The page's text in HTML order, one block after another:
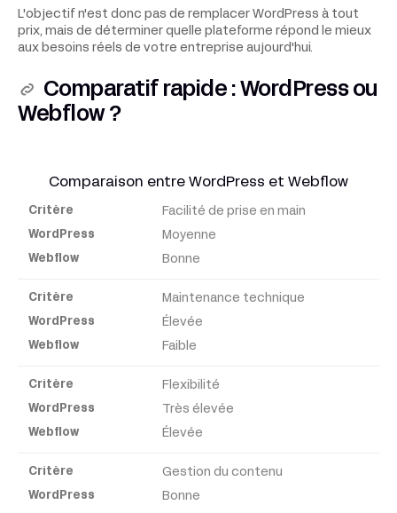
L'objectif n'est donc pas de remplacer WordPress à tout
prix, mais de déterminer quelle plateforme répond le mieux
aux besoins réels de votre entreprise aujourd'hui.
Comparatif rapide : WordPress ou
Webflow ?
Comparaison entre WordPress et Webflow
Critère
Webflow
Facilité de prise en main
Moyenne
Bonne
Maintenance technique
Élevée
Faible
Flexibilité
Très élevée
Élevée
Gestion du contenu
Bonne